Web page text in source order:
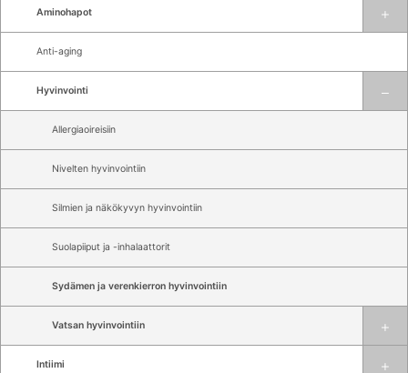
Aminohapot
Anti-aging
Hyvinvointi
Allergiaoireisiin
Nivelten hyvinvointiin
Silmien ja näkökyvyn hyvinvointiin
Suolapiiput ja -inhalaattorit
Sydämen ja verenkierron hyvinvointiin
Vatsan hyvinvointiin
Intiimi